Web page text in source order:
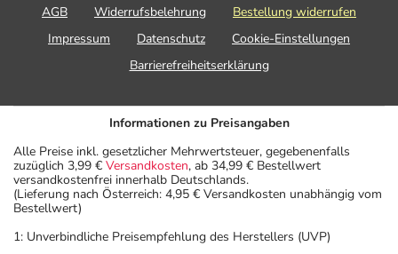
AGB Widerrufsbelehrung
Bestellung widerrufen
Impressum
Datenschutz
Cookie-Einstellungen
Barrierefreiheitserklärung
Informationen zu Preisangaben
Alle Preise inkl. gesetzlicher Mehrwertsteuer, gegebenenfalls
zuzüglich 3,99 € Versandkosten, ab 34,99 € Bestellwert
versandkostenfrei innerhalb Deutschlands.
(Lieferung nach Österreich: 4,95 € Versandkosten unabhängig vom
Bestellwert)
1: Unverbindliche Preisempfehlung des Herstellers (UVP)